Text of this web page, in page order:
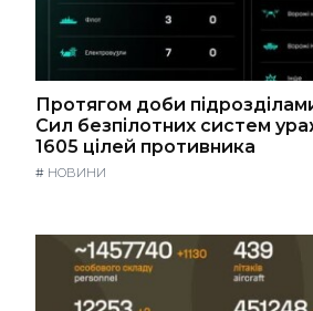
Протягом доби
Сил безпілотних систем
1605 цілей противника
# НОВИНИ